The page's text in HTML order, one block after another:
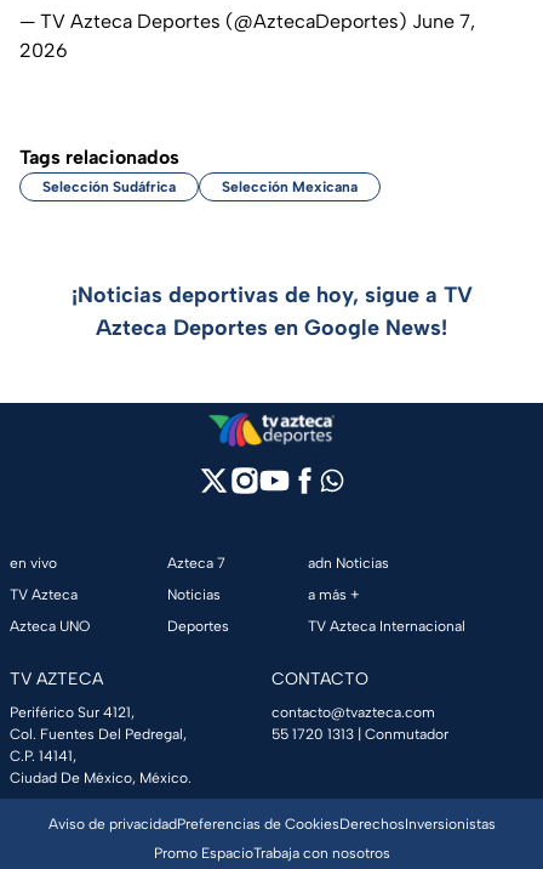
— TV Azteca Deportes (@AztecaDeportes) June 7,
2026
Tags relacionados
Selección Sudáfrica Selección Mexicana
¡Noticias deportivas de hoy, sigue a TV
Azteca Deportes en Google News!
en vivo
TV Azteca
Azteca UNO
Azteca 7
Noticias
Deportes
adn Noticias
a más +
TV Azteca Internacional
TV AZTECA
Periférico Sur 4121,
Col. Fuentes Del Pedregal,
C.P. 14141,
Ciudad De México, México.
CONTACTO
contacto@tvazteca.com
55 1720 1313 | Conmutador
Aviso de privacidadPreferencias de CookiesDerechosInversionistas
Promo EspacioTrabaja con nosotros